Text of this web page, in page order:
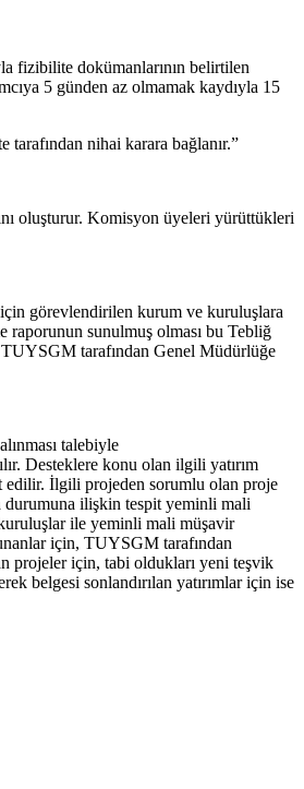
fizibilite dokümanlarının belirtilen
5 günden az olmamak kaydıyla 15
nihai karara bağlanır.”
oluşturur. Komisyon üyeleri yürüttükleri
için görevlendirilen kurum ve kuruluşlara
raporunun sunulmuş olması bu Tebliğ
tarafından Genel Müdürlüğe
talebiyle
Desteklere konu olan ilgili yatırım
edilir. İlgili projeden sorumlu olan proje
durumuna ilişkin tespit yeminli mali
ile yeminli mali müşavir
için, TUYSGM tarafından
projeler için, tabi oldukları yeni teşvik
belgesi sonlandırılan yatırımlar için ise